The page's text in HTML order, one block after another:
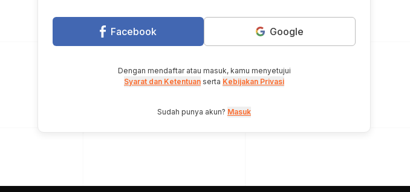
Facebook Google
Dengan mendaftar atau masuk, kamu menyetujui
Syarat dan Ketentuan serta Kebijakan Privasi
Sudah punya akun? Masuk